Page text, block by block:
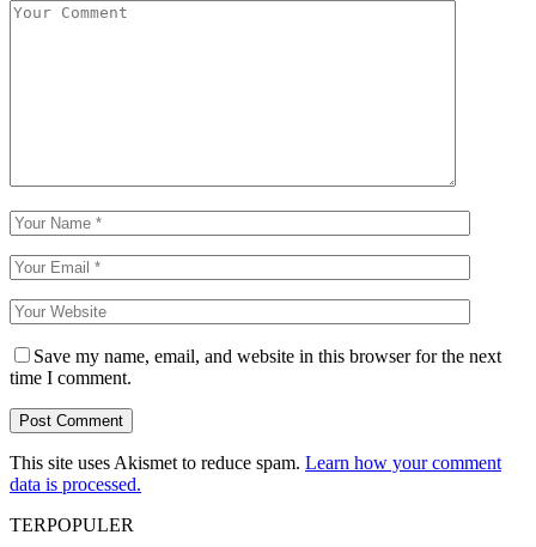
Save my name, email, and website in this browser for the next
time I comment.
This site uses Akismet to reduce spam. Learn how your comment
data is processed.
TERPOPULER